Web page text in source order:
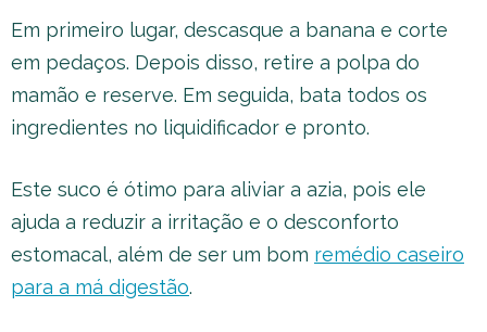
Em primeiro lugar, descasque a banana e corte
em pedaços. Depois disso, retire a polpa do
mamão e reserve. Em seguida, bata todos os
ingredientes no liquidificador e pronto.
Este suco é ótimo para aliviar a azia, pois ele
ajuda a reduzir a irritação e o desconforto
estomacal, além de ser um bom remédio caseiro
para a má digestão.